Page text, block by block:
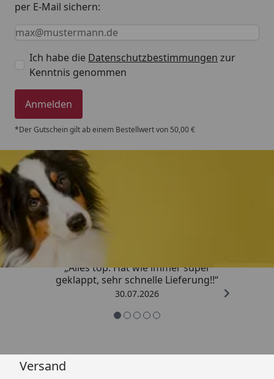
per E-Mail sichern:
Keine Eingabe erforderlich
Eingabe erforderlich
E-Mail *
Ich habe die Datenschutzbestimmungen zur
Kenntnis genommen
Anmelden
*Der Gutschein gilt ab einem Bestellwert von 50,00 €
Trusted Shops
„Alles top. Hat wie immer super
geklappt, sehr schnelle Lieferung!!“
30.07.2026
Versand